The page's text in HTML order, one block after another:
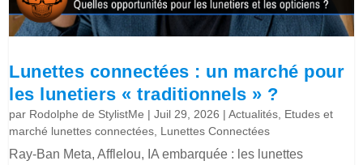
Lunettes connectées : un marché pour
les lunetiers « traditionnels » ?
par Rodolphe de StylistMe |Juil 29, 2026 |Actualités, Etudes et
marché lunettes connectées, Lunettes Connectées
Ray-Ban Meta, Afflelou, IA embarquée : les lunettes